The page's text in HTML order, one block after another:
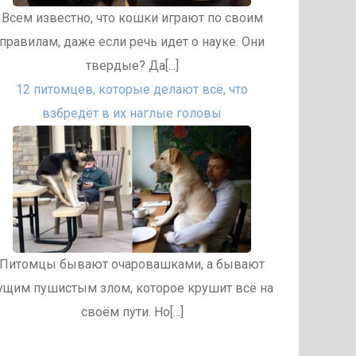
Всем известно, что кошки играют по своим
правилам, даже если речь идет о науке. Они
твердые? Да[...]
12 питомцев, которые делают всё, что
взбредёт в их наглые головы
Питомцы бывают очаровашками, а бывают
пушистым злом, которое крушит всё на
своём пути. Но[...]